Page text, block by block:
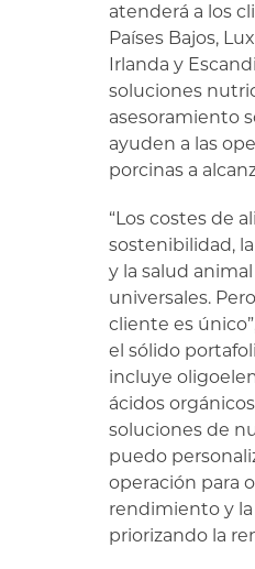
atenderá a los
Países Bajos,
Irlanda y
soluciones
asesoramiento
ayuden a las
porcinas a
“Los costes de
sostenibilidad,
y la salud
universales.
cliente es
el sólido
incluye
ácidos
soluciones de
puedo
operación para
rendimiento y
priorizando la